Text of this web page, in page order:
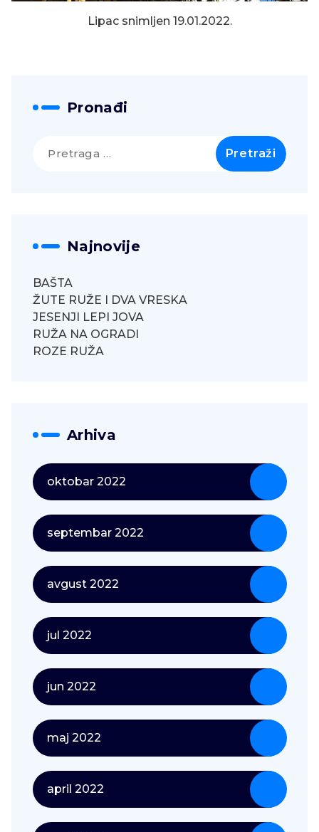
Lipac snimljen 19.01.2022.
Pronađi
Najnovije
BAŠTA
ŽUTE RUŽE I DVA VRESKA
JESENJI LEPI JOVA
RUŽA NA OGRADI
ROZE RUŽA
Arhiva
oktobar 2022
septembar 2022
avgust 2022
jul 2022
jun 2022
maj 2022
april 2022